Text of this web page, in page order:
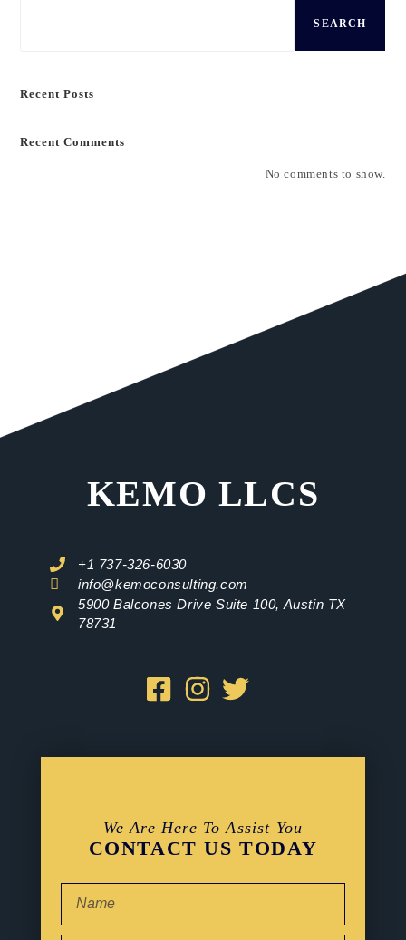
SEARCH
Recent Posts
Recent Comments
No comments to show.
KEMO LLCS
+1 737-326-6030
info@kemoconsulting.com
5900 Balcones Drive Suite 100, Austin TX
78731
We Are Here To Assist You
CONTACT US TODAY